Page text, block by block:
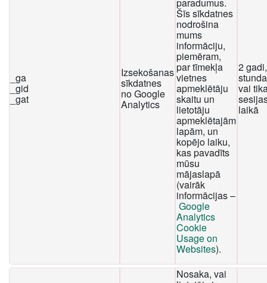
_ga
_gid
_gat
Izsekošanas
sīkdatnes
no Google
Analytics
Šīs sīkdatnes
nodrošina
mums
informāciju,
piemēram,
par tīmekļa
vietnes
apmeklētāju
skaitu un
lietotāju
apmeklētajām
lapām, un
kopējo laiku,
kas pavadīts
mūsu
mājaslapā
(vairāk
informācijas –
Google
Analytics
Cookie
Usage on
Websites).
2
vai
laikā
Nosaka, vai